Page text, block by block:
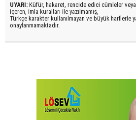
UYARI: Küfür, hakaret, rencide edici cümleler veya
içeren, imla kuralları ile yazılmamış,
Türkçe karakter kullanılmayan ve büyük harflerle
onaylanmamaktadır.